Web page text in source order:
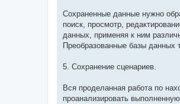
Сохраненные данные нужно
поиск, просмотр,
данных, применяя к ним
Преобразованные базы данных
5. Сохранение сценариев.
Вся проделанная работа по
проанализировать